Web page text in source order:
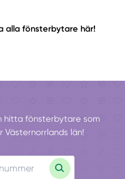
alla fönsterbytare här!
hitta fönsterbytare som
län!